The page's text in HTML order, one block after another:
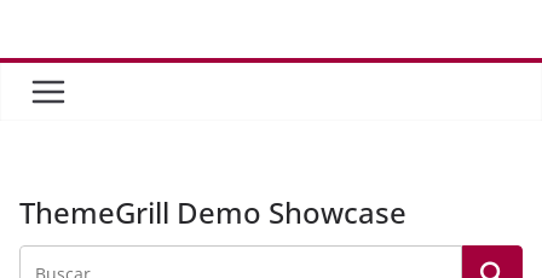
contenido
ThemeGrill Demo Showcase